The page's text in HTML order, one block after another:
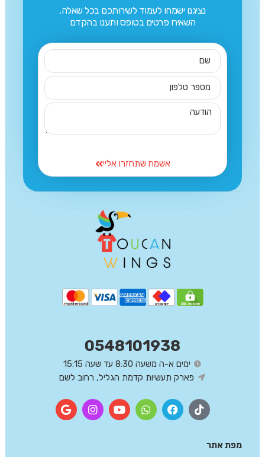
נציגנו ישמחו לעמוד לשירותכם בכל שאלה,
השאירו פרטים בטופס ותענו בהקדם
אשמח שתחזרו אליי
מפת אתר
0548101938
ימים א-ה משעה 8:30 עד שעה 15:15
פארק תעשיות קדמת הגליל, רחוב לשם